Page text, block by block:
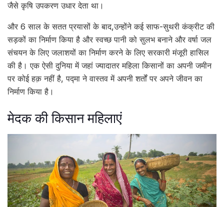
जैसे कृषि उपकरण उधार देता था।
और 6 साल के सतत प्रयासों के बाद,उन्होंने कई साफ-सुथरी कंक्रीट की
सड़कों का निर्माण किया है और स्वच्छ पानी को सुलभ बनाने और वर्षा जल
संचयन के लिए जलाशयों का निर्माण करने के लिए सरकारी मंजूरी हासिल
की है। एक ऐसी दुनिया में जहां ज्यादातर महिला किसानों का अपनी जमीन
पर कोई हक़ नहीं है, पद्मा ने वास्तव में अपनी शर्तों पर अपने जीवन का
निर्माण किया है।
मेदक की किसान महिलाएं